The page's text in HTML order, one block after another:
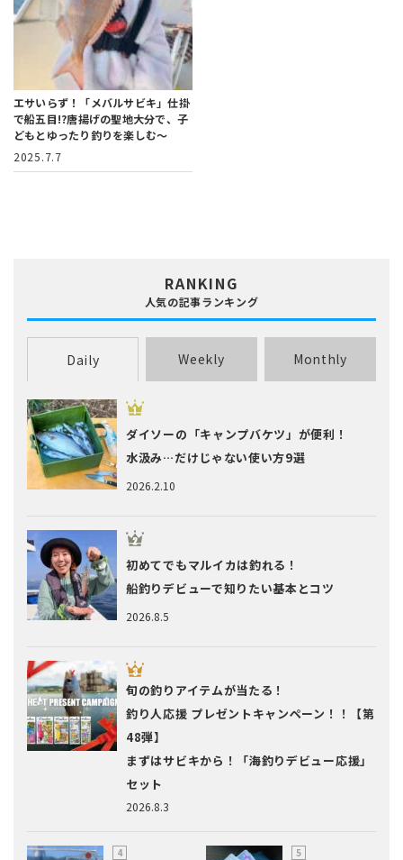
エサいらず！「メバルサビキ」仕掛
で船五目!?唐揚げの聖地大分で、子
どもとゆったり釣りを楽しむ～
2025.7.7
RANKING
人気の記事ランキング
Daily Weekly Monthly
2026.2.10
ダイソーの「キャンプバケツ」が便利！
水汲み…だけじゃない使い方9選
2026.8.5
初めてでもマルイカは釣れる！
船釣りデビューで知りたい基本とコツ
2026.8.3
旬の釣りアイテムが当たる！
釣り人応援 プレゼントキャンペーン！！【第
48弾】
まずはサビキから！「海釣りデビュー応援」
セット